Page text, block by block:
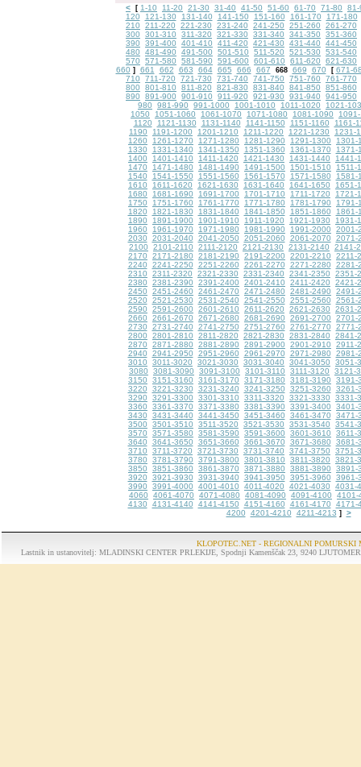
< [ 1-10 11-20 21-30 31-40 41-50 51-60 61-70 71-80
81-
120
121-130 131-140 141-150 151-160 161-170
171-180
210
211-220 221-230 231-240 241-250 251-260
261-270
300
301-310 311-320 321-330 331-340 341-350
351-360
390
391-400 401-410 411-420 421-430 431-440
441-450
480
481-490 491-500 501-510 511-520 521-530
531-540
570
571-580 581-590 591-600 601-610 611-620
621-630
660 ] 661 662 663 664 665 666 667 668 669 670 [ 671-
710
711-720 721-730 731-740 741-750 751-760
761-770
800
801-810 811-820 821-830 831-840 841-850
851-860
890
891-900 901-910 911-920 921-930 931-940
941-950
980
981-990 991-1000 1001-1010 1011-1020
1021-
1050
1051-1060 1061-1070 1071-1080 1081-1090
1120
1121-1130 1131-1140 1141-1150 1151-1160
1161-
1190
1191-1200 1201-1210 1211-1220 1221-1230
1231-
1260
1261-1270 1271-1280 1281-1290 1291-1300
1301-
1330
1331-1340 1341-1350 1351-1360 1361-1370
1371-
1400
1401-1410 1411-1420 1421-1430 1431-1440
1441-
1470
1471-1480 1481-1490 1491-1500 1501-1510
1511-
1540
1541-1550 1551-1560 1561-1570 1571-1580
1581-
1610
1611-1620 1621-1630 1631-1640 1641-1650
1651-
1680
1681-1690 1691-1700 1701-1710 1711-1720
1721-
1750
1751-1760 1761-1770 1771-1780 1781-1790
1791-
1820
1821-1830 1831-1840 1841-1850 1851-1860
1861-
1890
1891-1900 1901-1910 1911-1920 1921-1930
1931-
1960
1961-1970 1971-1980 1981-1990 1991-2000
2001-
2030
2031-2040 2041-2050 2051-2060 2061-2070
2071-
2100
2101-2110 2111-2120 2121-2130 2131-2140
2141-
2170
2171-2180 2181-2190 2191-2200 2201-2210
2211-
2240
2241-2250 2251-2260 2261-2270 2271-2280
2281-
2310
2311-2320 2321-2330 2331-2340 2341-2350
2351-
2380
2381-2390 2391-2400 2401-2410 2411-2420
2421-
2450
2451-2460 2461-2470 2471-2480 2481-2490
2491-
2520
2521-2530 2531-2540 2541-2550 2551-2560
2561-
2590
2591-2600 2601-2610 2611-2620 2621-2630
2631-
2660
2661-2670 2671-2680 2681-2690 2691-2700
2701-
2730
2731-2740 2741-2750 2751-2760 2761-2770
2771-
2800
2801-2810 2811-2820 2821-2830 2831-2840
2841-
2870
2871-2880 2881-2890 2891-2900 2901-2910
2911-
2940
2941-2950 2951-2960 2961-2970 2971-2980
2981-
3010
3011-3020 3021-3030 3031-3040 3041-3050
3051-
3080
3081-3090 3091-3100 3101-3110 3111-3120
3121-
3150
3151-3160 3161-3170 3171-3180 3181-3190
3191-
3220
3221-3230 3231-3240 3241-3250 3251-3260
3261-
3290
3291-3300 3301-3310 3311-3320 3321-3330
3331-
3360
3361-3370 3371-3380 3381-3390 3391-3400
3401-
3430
3431-3440 3441-3450 3451-3460 3461-3470
3471-
3500
3501-3510 3511-3520 3521-3530 3531-3540
3541-
3570
3571-3580 3581-3590 3591-3600 3601-3610
3611-
3640
3641-3650 3651-3660 3661-3670 3671-3680
3681-
3710
3711-3720 3721-3730 3731-3740 3741-3750
3751-
3780
3781-3790 3791-3800 3801-3810 3811-3820
3821-
3850
3851-3860 3861-3870 3871-3880 3881-3890
3891-
3920
3921-3930 3931-3940 3941-3950 3951-3960
3961-
3990
3991-4000 4001-4010 4011-4020 4021-4030
4031-
4060
4061-4070 4071-4080 4081-4090 4091-4100
4101-
4130
4131-4140 4141-4150 4151-4160 4161-4170
4171-
4200
4201-4210 4211-4213 ] >
KLOPOTEC.NET - REGIONALNI POMURSKI
Lastnik in ustanovitelj: MLADINSKI CENTER PRLEKIJE, Spodnji Kamenščak 23, 9240